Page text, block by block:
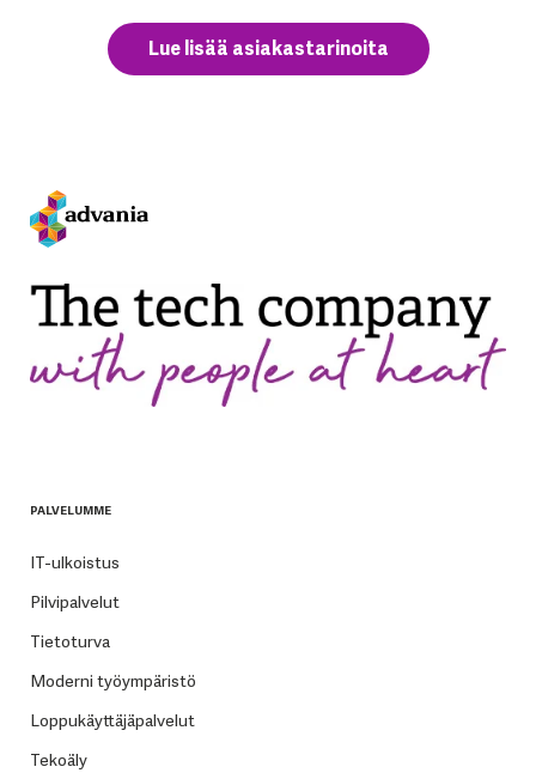
Lue lisää asiakastarinoita
PALVELUMME
IT-ulkoistus
Pilvipalvelut
Tietoturva
Moderni työympäristö
Loppukäyttäjäpalvelut
Tekoäly